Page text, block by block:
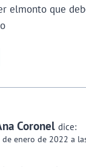
elmonto que
Coronel dice:
de enero de 2022 a